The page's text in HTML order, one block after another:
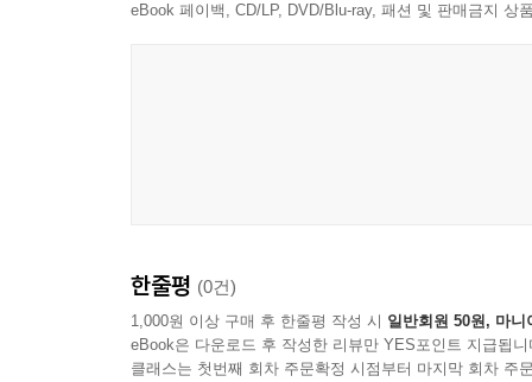
eBook 페이백, CD/LP, DVD/Blu-ray, 패션 및 판매금지 상
한줄평 (0건)
1,000원 이상 구매 후 한줄평 작성 시 일반회원 50원, 마니
eBook은 다운로드 후 작성한 리뷰만 YES포인트 지급됩니
클래스는 첫번째 회차 주문확정 시점부터 마지막 회차 주